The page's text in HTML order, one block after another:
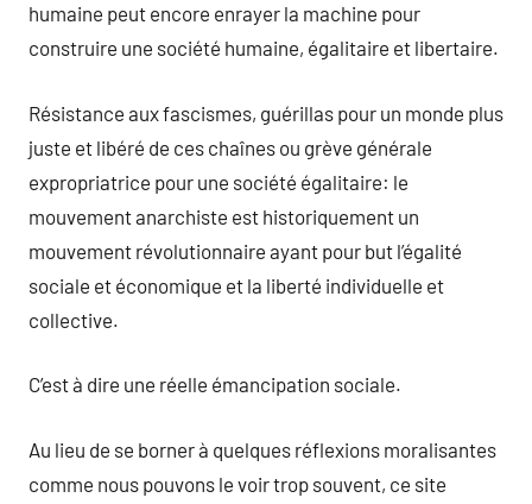
humaine peut encore enrayer la machine pour
construire une société humaine, égalitaire et libertaire.
Résistance aux fascismes, guérillas pour un monde plus
juste et libéré de ces chaînes ou grève générale
expropriatrice pour une société égalitaire: le
mouvement anarchiste est historiquement un
mouvement révolutionnaire ayant pour but l’égalité
sociale et économique et la liberté individuelle et
collective.
C’est à dire une réelle émancipation sociale.
Au lieu de se borner à quelques réflexions moralisantes
comme nous pouvons le voir trop souvent, ce site